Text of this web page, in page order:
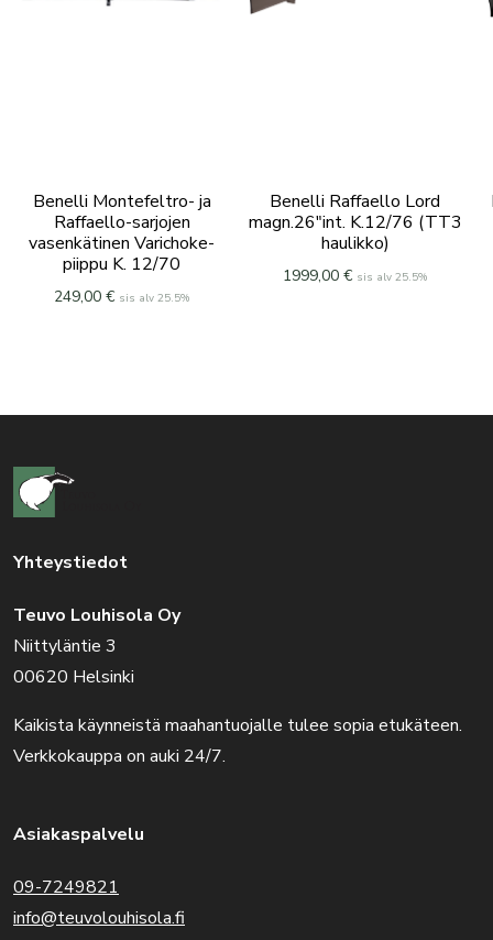
Benelli Montefeltro- ja
Raffaello-sarjojen
vasenkätinen Varichoke-
piippu K. 12/70
249,00 € sis alv 25.5%
Benelli Raffaello Lord
magn.26″int. K.12/76 (TT3
haulikko)
1999,00 € sis alv 25.5%
Yhteystiedot
Teuvo Louhisola Oy
Niittyläntie 3
00620 Helsinki
Kaikista käynneistä maahantuojalle tulee sopia etukäteen.
Verkkokauppa on auki 24/7.
Asiakaspalvelu
09-7249821
info@teuvolouhisola.fi